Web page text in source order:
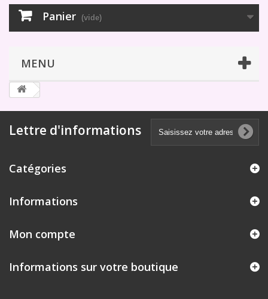
Panier (vide)
MENU
Lettre d'informations
Catégories
Informations
Mon compte
Informations sur votre boutique